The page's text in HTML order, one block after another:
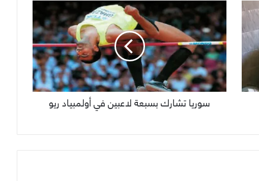
سوريا تشارك بسبعة لاعبين في أولمبياد ريو